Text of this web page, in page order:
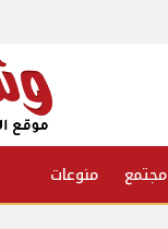
مجتمع منوعات